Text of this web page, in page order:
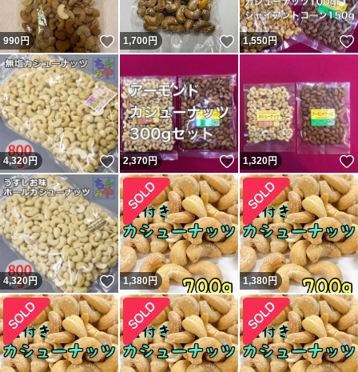
990円 いいね！
1,700円 いいね！
1,550円
4,320円 いいね！
2,370円 いいね！
1,320円
4,320円 いいね！
1,380円 1,380円